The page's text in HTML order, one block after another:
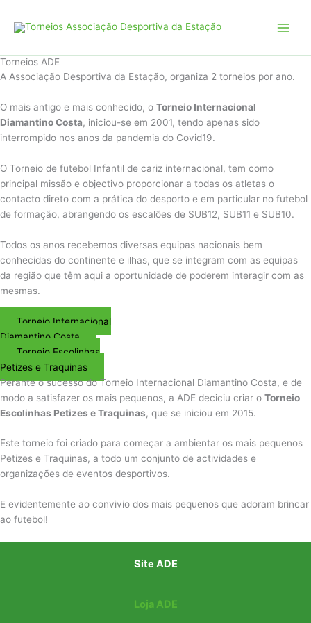
Torneios ADE
A Associação Desportiva da Estação, organiza 2 torneios por ano.
O mais antigo e mais conhecido, o Torneio Internacional
Diamantino Costa, iniciou-se em 2001, tendo apenas sido
interrompido nos anos da pandemia do Covid19.
O Torneio de futebol Infantil de cariz internacional, tem como
principal missão e objectivo proporcionar a todas os atletas o
contacto direto com a prática do desporto e em particular no futebol
de formação, abrangendo os escalões de SUB12, SUB11 e SUB10.
Todos os anos recebemos diversas equipas nacionais bem
conhecidas do continente e ilhas, que se integram com as equipas
da região que têm aqui a oportunidade de poderem interagir com as
mesmas.
Torneio Internacional
Diamantino Costa
Torneio Escolinhas
Petizes e Traquinas
Perante o sucesso do Torneio Internacional Diamantino Costa, e de
modo a satisfazer os mais pequenos, a ADE deciciu criar o Torneio
Escolinhas Petizes e Traquinas, que se iniciou em 2015.
Este torneio foi criado para começar a ambientar os mais pequenos
Petizes e Traquinas, a todo um conjunto de actividades e
organizações de eventos desportivos.
E evidentemente ao convivio dos mais pequenos que adoram brincar
ao futebol!
Site ADE
Loja ADE